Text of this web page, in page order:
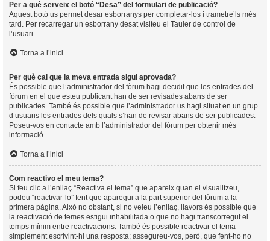
Per a què serveix el botó “Desa” del formulari de publicació?
Aquest botó us permet desar esborranys per completar-los i trametre’ls més
tard. Per recarregar un esborrany desat visiteu el Tauler de control de
l’usuari.
Torna a l’inici
Per què cal que la meva entrada sigui aprovada?
És possible que l’administrador del fòrum hagi decidit que les entrades del
fòrum en el que esteu publicant han de ser revisades abans de ser
publicades. També és possible que l’administrador us hagi situat en un grup
d’usuaris les entrades dels quals s’han de revisar abans de ser publicades.
Poseu-vos en contacte amb l’administrador del fòrum per obtenir més
informació.
Torna a l’inici
Com reactivo el meu tema?
Si feu clic a l’enllaç “Reactiva el tema” que apareix quan el visualitzeu,
podeu “reactivar-lo” fent que aparegui a la part superior del fòrum a la
primera pàgina. Això no obstant, si no veieu l’enllaç, llavors és possible que
la reactivació de temes estigui inhabilitada o que no hagi transcorregut el
temps mínim entre reactivacions. També és possible reactivar el tema
simplement escrivint-hi una resposta; assegureu-vos, però, que fent-ho no